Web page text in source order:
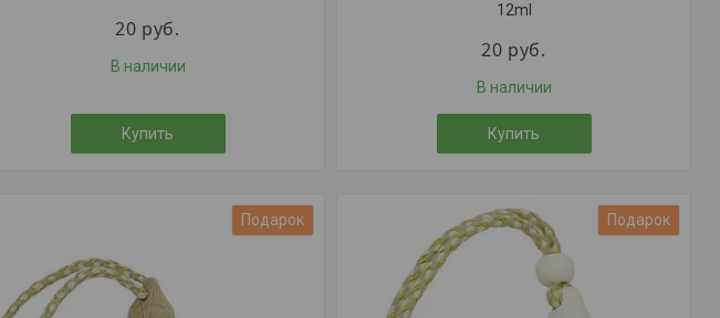
20 руб.
В наличии
Купить
12ml
20 руб.
В наличии
Купить
Подарок Подарок